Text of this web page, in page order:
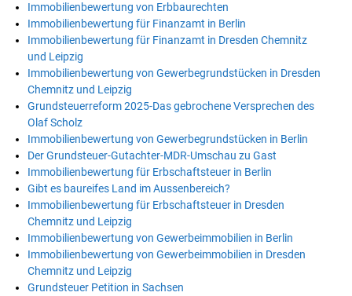
Immobilienbewertung von Erbbaurechten
Immobilienbewertung für Finanzamt in Berlin
Immobilienbewertung für Finanzamt in Dresden Chemnitz
und Leipzig
Immobilienbewertung von Gewerbegrundstücken in Dresden
Chemnitz und Leipzig
Grundsteuerreform 2025-Das gebrochene Versprechen des
Olaf Scholz
Immobilienbewertung von Gewerbegrundstücken in Berlin
Der Grundsteuer-Gutachter-MDR-Umschau zu Gast
Immobilienbewertung für Erbschaftsteuer in Berlin
Gibt es baureifes Land im Aussenbereich?
Immobilienbewertung für Erbschaftsteuer in Dresden
Chemnitz und Leipzig
Immobilienbewertung von Gewerbeimmobilien in Berlin
Immobilienbewertung von Gewerbeimmobilien in Dresden
Chemnitz und Leipzig
Grundsteuer Petition in Sachsen